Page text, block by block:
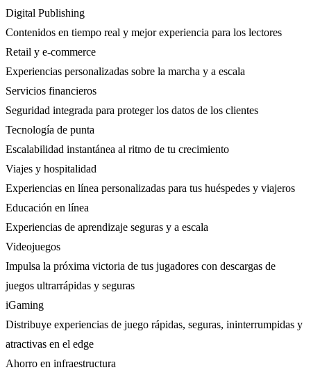
Digital Publishing
Contenidos en tiempo real y mejor experiencia para los lectores
Retail y e-commerce
Experiencias personalizadas sobre la marcha y a escala
Servicios financieros
Seguridad integrada para proteger los datos de los clientes
Tecnología de punta
Escalabilidad instantánea al ritmo de tu crecimiento
Viajes y hospitalidad
Experiencias en línea personalizadas para tus huéspedes y viajeros
Educación en línea
Experiencias de aprendizaje seguras y a escala
Videojuegos
Impulsa la próxima victoria de tus jugadores con descargas de
juegos ultrarrápidas y seguras
iGaming
Distribuye experiencias de juego rápidas, seguras, ininterrumpidas y
atractivas en el edge
Ahorro en infraestructura